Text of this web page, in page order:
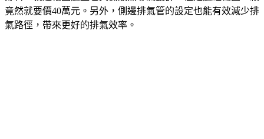
竟然就要價40萬元。另外，側邊排氣管的設定也能有效減少排
氣路徑，帶來更好的排氣效率。